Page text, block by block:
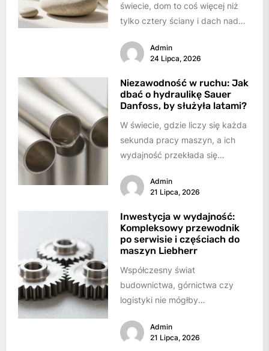
świecie, dom to coś więcej niż
tylko cztery ściany i dach nad
miejsce...Admin
24 Lipca, 2026
Niezawodność w ruchu: Jak
dbać o hydraulikę Sauer
Danfoss, by służyła latami?
W świecie, gdzie liczy się każda
sekunda pracy maszyn, a ich
wydajność przekłada się
sprawność systemów
hydraulicznych...
Admin
21 Lipca, 2026
Inwestycja w wydajność:
Kompleksowy przewodnik
po serwisie i częściach do
maszyn Liebherr
Współczesny świat
budownictwa, górnictwa czy
logistyki nie mógłby
sprzętu. Maszyny takie jak
koparki, ładowarki, spycharki
Admin
21 Lipca, 2026